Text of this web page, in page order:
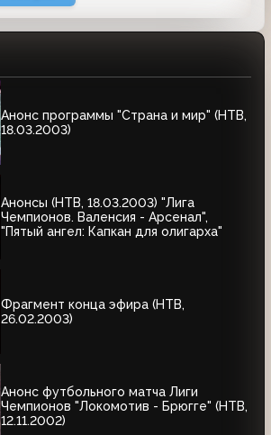
Анонс программы "Страна и мир" (НТВ,
18.03.2003)
Анонсы (НТВ, 18.03.2003) "Лига
Чемпионов. Валенсия - Арсенал",
"Пятый ангел: Капкан для олигарха"
Фрагмент конца эфира (НТВ,
26.02.2003)
Анонс футбольного матча Лиги
Чемпионов "Локомотив - Брюгге" (НТВ,
12.11.2002)